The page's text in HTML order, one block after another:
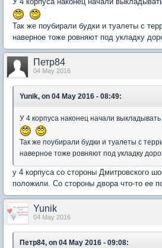
Так же поубирали будки и туалеты с
наверное тоже ровняют под укладку
Петр84
04 May 2016
Yunik, on 04 May 2016 - 08:49:
У 4 корпуса наконец начали
Так же поубирали будки и туалеты с
наверное тоже ровняют под укладку
у 4 корпуса со стороны Дмитровского
положили. Со стороны двора что-то ее
Yunik
04 May 2016
Петр84, on 04 May 2016 - 09:08: